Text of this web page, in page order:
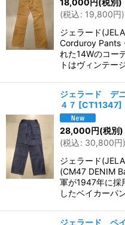
(税込: 19,800円)
ジェラード
Corduroy Pants
れた14Wのコー
トはヴィンテー
ジェラード デ
４７ [CT11347]
28,000円(税別)
(税込: 30,800円)
ジェラード
(CM47 DENIM
軍が1947年に採
したベイカーパ
ジェラード ペ